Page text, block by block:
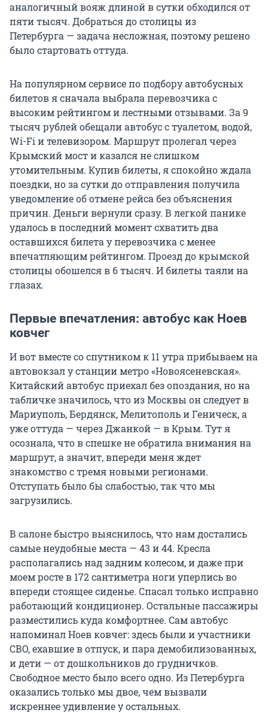
аналогичный вояж длиной в сутки обходился от
пяти тысяч. Добраться до столицы из
Петербурга — задача несложная, поэтому решено
было стартовать оттуда.
На популярном сервисе по подбору автобусных
билетов я сначала выбрала перевозчика с
высоким рейтингом и лестными отзывами. За 9
тысяч рублей обещали автобус с туалетом, водой,
Wi-Fi и телевизором. Маршрут пролегал через
Крымский мост и казался не слишком
утомительным. Купив билеты, я спокойно ждала
поездки, но за сутки до отправления получила
уведомление об отмене рейса без объяснения
причин. Деньги вернули сразу. В легкой панике
удалось в последний момент схватить два
оставшихся билета у перевозчика с менее
впечатляющим рейтингом. Проезд до крымской
столицы обошелся в 6 тысяч. И билеты таяли на
глазах.
Первые впечатления: автобус как Ноев
ковчег
И вот вместе со спутником к 11 утра прибываем на
автовокзал у станции метро «Новоясеневская».
Китайский автобус приехал без опоздания, но на
табличке значилось, что из Москвы он следует в
Мариуполь, Бердянск, Мелитополь и Геническ, а
уже оттуда — через Джанкой — в Крым. Тут я
осознала, что в спешке не обратила внимания на
маршрут, а значит, впереди меня ждет
знакомство с тремя новыми регионами.
Отступать было бы слабостью, так что мы
загрузились.
В салоне быстро выяснилось, что нам достались
самые неудобные места — 43 и 44. Кресла
располагались над задним колесом, и даже при
моем росте в 172 сантиметра ноги уперлись во
впереди стоящее сиденье. Спасал только исправно
работающий кондиционер. Остальные пассажиры
разместились куда комфортнее. Сам автобус
напоминал Ноев ковчег: здесь были и участники
СВО, ехавшие в отпуск, и пара демобилизованных,
и дети — от дошкольников до грудничков.
Свободное место было всего одно. Из Петербурга
оказались только мы двое, чем вызвали
искреннее удивление у остальных.